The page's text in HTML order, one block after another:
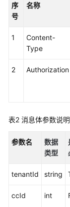
口
鉴
方
配
类
参
序
号
名称
1
Content-
Type
2 Authorization
表2 消息体参数说明
参数名
数据
类型
tenantId string
ccId int